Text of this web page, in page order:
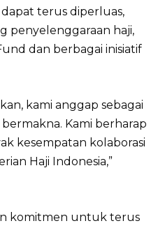
terus diperluas,
penyelenggaraan haji,
dan berbagai inisiatif
kami anggap sebagai
Kami berharap
kesempatan kolaborasi
Haji Indonesia,”
komitmen untuk terus